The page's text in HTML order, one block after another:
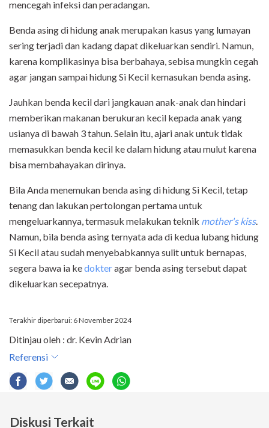
mencegah infeksi dan peradangan.
Benda asing di hidung anak merupakan kasus yang lumayan
sering terjadi dan kadang dapat dikeluarkan sendiri. Namun,
karena komplikasinya bisa berbahaya, sebisa mungkin cegah
agar jangan sampai hidung Si Kecil kemasukan benda asing.
Jauhkan benda kecil dari jangkauan anak-anak dan hindari
memberikan makanan berukuran kecil kepada anak yang
usianya di bawah 3 tahun. Selain itu, ajari anak untuk tidak
memasukkan benda kecil ke dalam hidung atau mulut karena
bisa membahayakan dirinya.
Bila Anda menemukan benda asing di hidung Si Kecil, tetap
tenang dan lakukan pertolongan pertama untuk
mengeluarkannya, termasuk melakukan teknik mother's kiss.
Namun, bila benda asing ternyata ada di kedua lubang hidung
Si Kecil atau sudah menyebabkannya sulit untuk bernapas,
segera bawa ia kedokteragar benda asing tersebut dapat
dikeluarkan secepatnya.
Terakhir diperbarui: 6 November 2024